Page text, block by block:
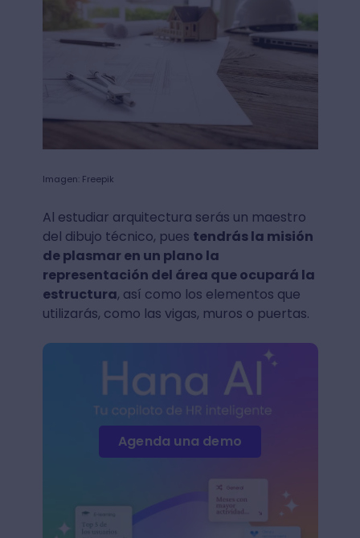
Imagen: Freepik
Al estudiar arquitectura serás un maestro
del dibujo técnico, pues tendrás la misión
de plasmar en un plano la
representación del área que ocupará la
estructura, así como los elementos que
utilizarás, como las vigas, muros o puertas.
Agenda una demo